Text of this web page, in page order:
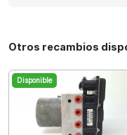
Otros recambios
Disponible